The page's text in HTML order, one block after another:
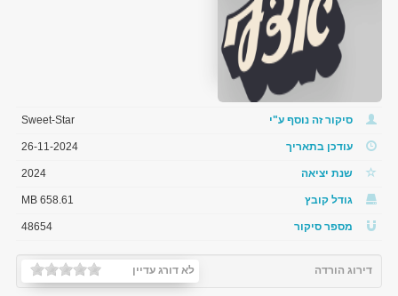
סיקור זה נוסף ע"י Sweet-Star
עודכן בתאריך 26-11-2024
שנת יציאה 2024
גודל קובץ 658.61 MB
מספר סיקור 48654
לא דורג עדיין דירוג הורדה